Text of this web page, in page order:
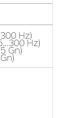
Hz)
Hz)
Gn)